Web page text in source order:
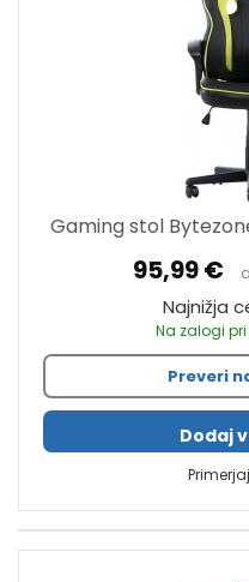
Gaming stol
95,99 €
Najnižja
Na zalogi
Preveri
Dodaj